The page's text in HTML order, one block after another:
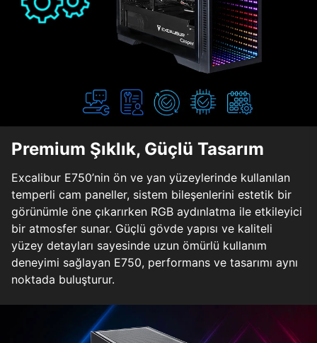
Premium Şıklık, Güçlü Tasarım
Excalibur E750’nin ön ve yan yüzeylerinde kullanılan
temperli cam paneller, sistem bileşenlerini estetik bir
görünümle öne çıkarırken RGB aydınlatma ile etkileyici
bir atmosfer sunar. Güçlü gövde yapısı ve kaliteli
yüzey detayları sayesinde uzun ömürlü kullanım
deneyimi sağlayan E750, performans ve tasarımı aynı
noktada buluşturur.